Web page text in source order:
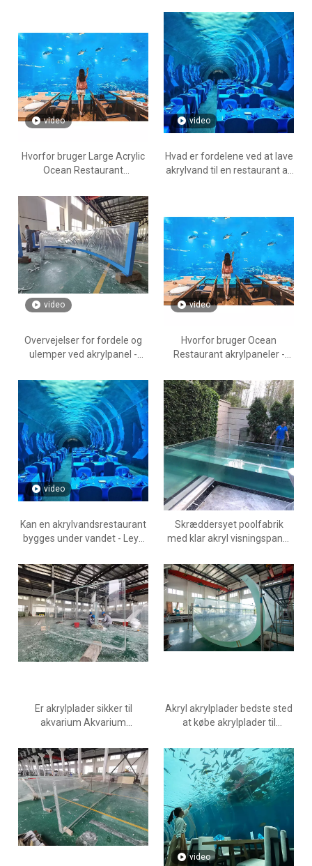
video
Hvorfor bruger Large Acrylic
Ocean Restaurant
Sheet Products Factory
video
Hvad er fordelene ved at lave
akrylvand til en restaurant af
video
Overvejelser for fordele og
ulemper ved akrylpanel -
video
Hvorfor bruger Ocean
Restaurant akrylpaneler -
Factory
video
Kan en akrylvandsrestaurant
bygges under vandet - Leyu
Skræddersyet poolfabrik
med klar akryl visningspanel
Er akrylplader sikker til
akvarium Akvarium
Akryl akrylplader bedste sted
at købe akrylplader til
video